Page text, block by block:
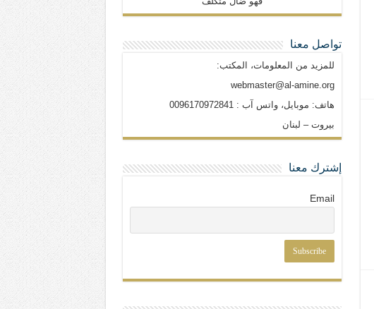
تواصل معنا
للمزيد من المعلومات، المكتب:
webmaster@al-amine.org
هاتف: موبايل، واتس آب : 0096170972841
بيروت – لبنان
إشترك معنا
Email